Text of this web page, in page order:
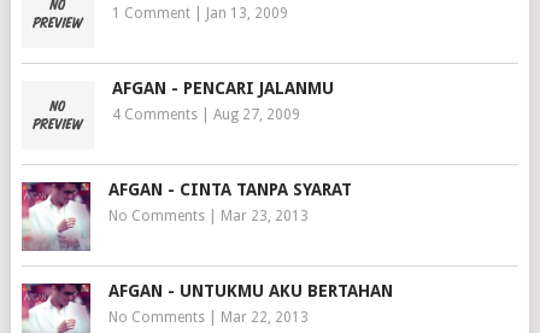
1 Comment| Jan 13, 2009
AFGAN - PENCARI JALANMU
4 Comments| Aug 27, 2009
AFGAN - CINTA TANPA SYARAT
No Comments| Mar 23, 2013
AFGAN - UNTUKMU AKU BERTAHAN
No Comments| Mar 22, 2013